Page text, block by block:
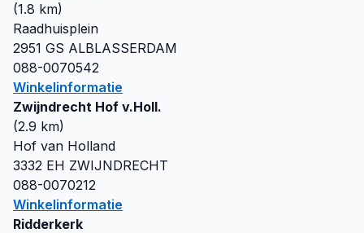
(1.8 km)
Raadhuisplein
2951 GS ALBLASSERDAM
088-0070542
Winkelinformatie
Zwijndrecht Hof v.Holl.
(2.9 km)
Hof van Holland
3332 EH ZWIJNDRECHT
088-0070212
Winkelinformatie
Ridderkerk